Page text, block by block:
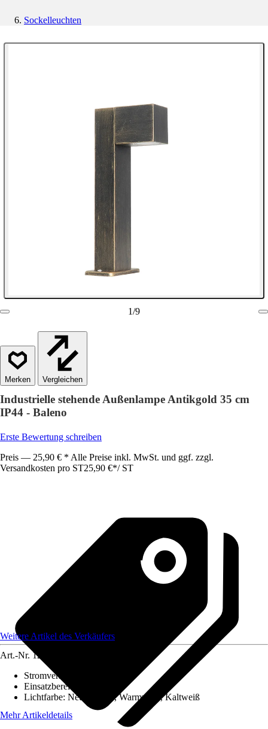
Sockelleuchten
1/9
Vergleichen
Industrielle stehende Außenlampe Antikgold 35 cm
IP44 - Baleno
Erste Bewertung schreiben
Preis — 25,90 € * Alle Preise inkl. MwSt. und ggf. zzgl.
Versandkosten pro ST25,90 €*/ ST
Weitere Artikel des Verkäufers
Art.-Nr. 12172547
Stromversorgung
Einsatzbereich
Lichtfarbe: Neutralweiß, Warmweiß, Kaltweiß
Mehr Artikeldetails